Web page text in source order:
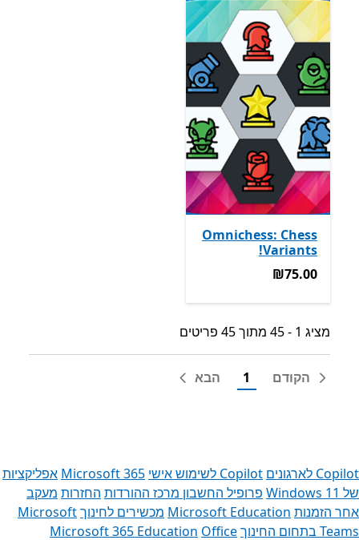
Omnichess: Chess
Variants!
‪₪75.00‬
‪₪75.00‬
מציג 1 - 45 מתוך 45 פריטים
מציג 1 - 45 מתוך 45 פריטים
הקודם 1 הבא
Copilot לארגונים Copilot לשימוש אישי Microsoft 365 אפליקציות
של Windows 11‏
פרופיל החשבון מרכז ההורדות החזרות מעקב
אחר הזמנות Microsoft Education מכשירים לחינוךMicrosoft
Teams בתחום החינוך
Microsoft 365 Education Office